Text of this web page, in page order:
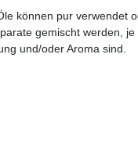
können pur verwendet
gemischt werden,
und/oder Aroma sind.